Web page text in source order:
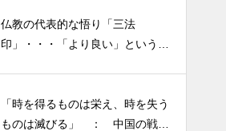
「山本由伸 完投｜2025年WS ド
ジャースVSブルージェイズで魅
大谷翔平選手 伝説の一
夜・・・ドジャースをワールド
仏教の代表的な悟り「三法
印」・・・「より良い」という気
「時を得るものは栄え、時を失う
ものは滅びる」 ： 中国の戦国
半年ぶりの投稿です・・・さぼ
り癖がついてしまって・・・恥
ずかしぃ～ (〃ﾉωﾉ)
2026 今年初めての投稿・・・